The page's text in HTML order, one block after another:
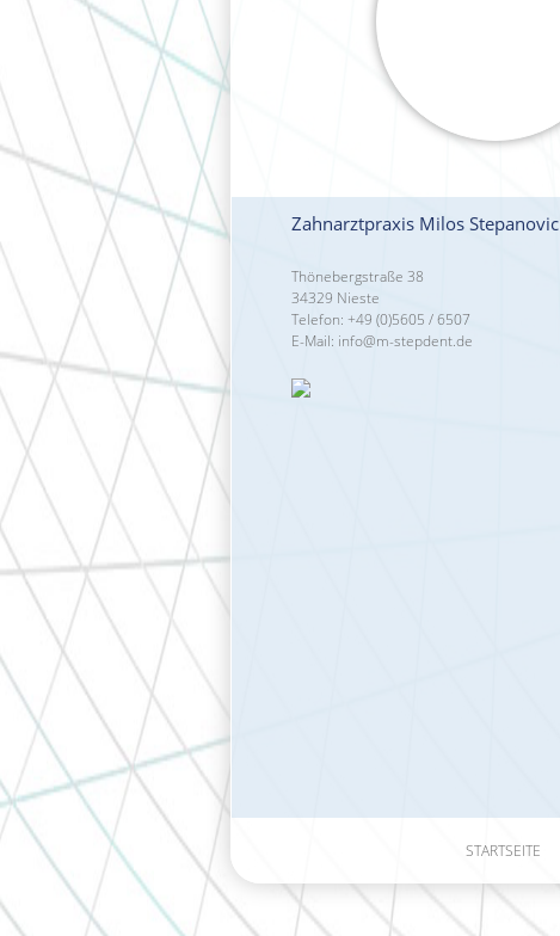
Zahnarztpraxis Milos Stepanovic
Thönebergstraße 38
34329 Nieste
Telefon: +49 (0)5605 / 6507
E-Mail: info@m-stepdent.de
STARTSEITE